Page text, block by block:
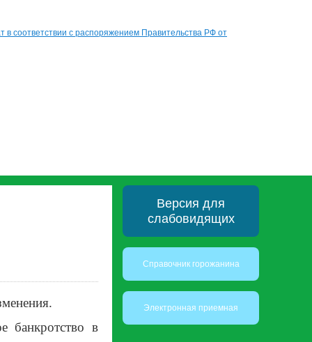
соответствии с распоряжением Правительства РФ от
банкротство в
Версия для
слабовидящих
Справочник горожанина
Электронная приемная